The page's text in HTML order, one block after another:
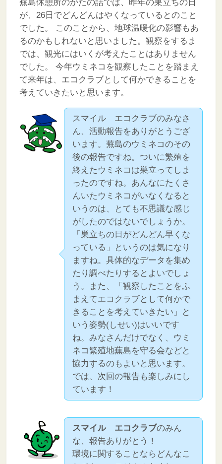
蕪島休憩所のかたの話では、昨年の巣立ちの日
が、26日でどんどんはやくなっているとのこと
でした。
このことから、地球温暖化の影響もあ
るのかもしれないと思いました。観察をするま
では、観光にはいくが考えたことはありません
でした。
今年ウミネコを観察したことを踏まえ
て来年は、エコクラブとして何かできることを
考えていきたいと思います。
スマイル エコクラブのみなさ
ん、活動報告をありがとうござ
います。蕪島のウミネコのその
後の報告ですね。ついに繁殖を
終えたウミネコは巣立ってしま
ったのですね。あんなにたくさ
んいたウミネコがいなくなると
いうのは、とても不思議な感じ
がしたのではないでしょうか。
「巣立ちの日がどんどん早くな
っている」というのは気になり
ますね。具体的なデータを集め
たり調べたりするとよいでしょ
う。また、「観察したことをふ
まえてエコクラブとして何かで
きることを考えていきたい」と
いう姿勢(しせい)はいいです
ね。みなさんだけでなく、ウミ
ネコ繁殖地蕪島を守る会などと
協力するのもよいと思います。
では、次回の報告も楽しみにし
ています！
スマイル エコクラブのみん
な、報告ありがとう！
環境に関することならどんなこ